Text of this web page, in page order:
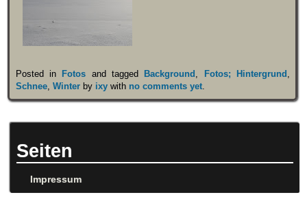
Posted in Fotos and tagged Background , Fotos; Hintergrund ,
Schnee, Winterby ixywith no comments yet.
Seiten
Impressum